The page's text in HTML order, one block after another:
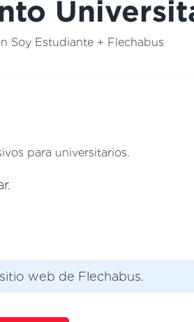
Soy Estudiante + Flechabus
para universitarios.
web de Flechabus.